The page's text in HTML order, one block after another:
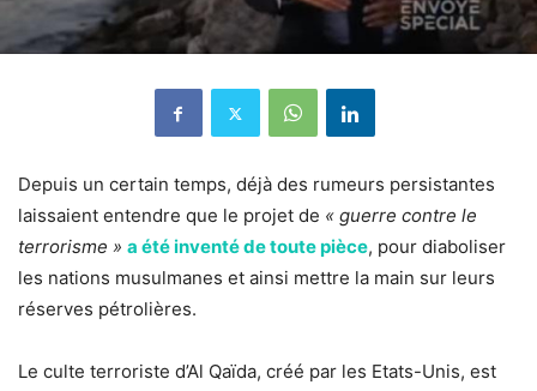
Depuis un certain temps, déjà des rumeurs persistantes
laissaient entendre que le projet de « guerre contre le
terrorisme » a été inventé de toute pièce, pour diaboliser
les nations musulmanes et ainsi mettre la main sur leurs
réserves pétrolières.
Le culte terroriste d’Al Qaïda, créé par les Etats-Unis, est